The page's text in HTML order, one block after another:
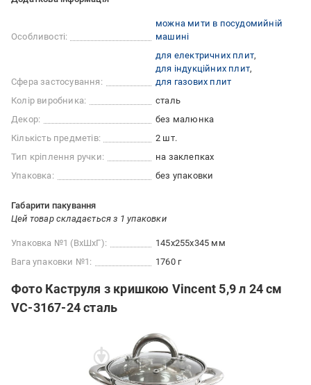
Особливості:
можна мити в посудомийній
машині
Сфера застосування:
для електричних плит
для індукційних плит
для газових плит
Колір виробника:
сталь
Декор:
без малюнка
Кількість предметів:
2 шт.
Тип кріплення ручки:
на заклепках
Упаковка:
без упаковки
Габарити пакування
Цей товар складається з 1 упаковки
Упаковка №1 (ВхШхГ):
145x255x345 мм
Вага упаковки №1:
1760 г
Фото Каструля з кришкою Vincent 5,9 л 24 см
VC-3167-24 сталь